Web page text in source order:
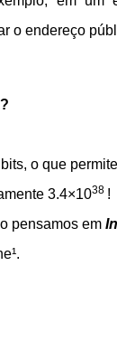
o endereço
o que
3.4×1038 !
pensamos em